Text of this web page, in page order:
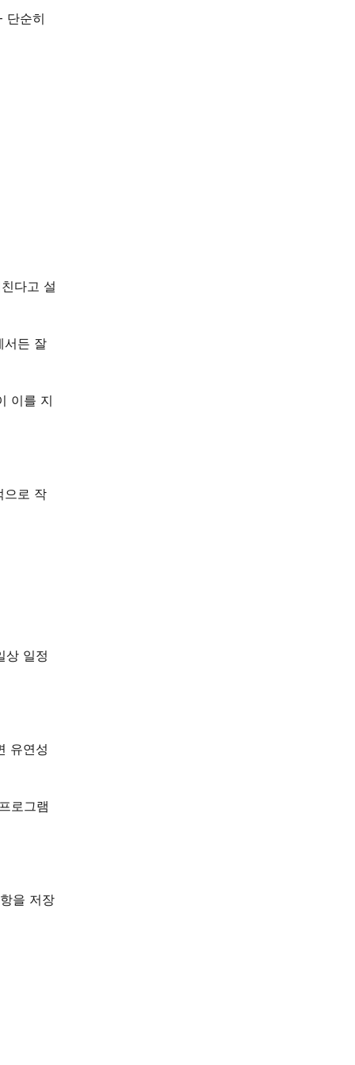
단순히
다고 설
서든 잘
이를 지
으로 작
상 일정
유연성
로그램
을 저장